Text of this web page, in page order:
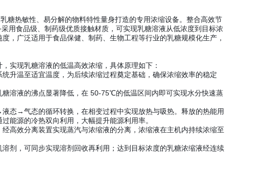
糖热敏性、易分解的物料特性量身打造的专用浓缩设备。整合高效节
用食品级、制药级优质接触材质，可实现乳糖溶液从低浓度到目标浓
，广泛适用于食品保健、制药、生物工程等行业的乳糖规模化生产，
实现乳糖溶液的低温高效浓缩，具体原理如下：
升温至适宜温度，为后续浓缩过程奠定基础，确保浓缩效率的稳定
溶液的沸点显著降低，在 50-75℃的低温区间内即可实现水分快速蒸
态→气态的循环转换，在相变过程中实现放热与吸热。释放的热能用
能源的冷热双向利用，大幅提升能源利用率。
高效分离装置实现蒸汽与浓缩液的分离，浓缩液在主机内持续浓缩至
剂，可同步实现溶剂回收再利用；达到目标浓度的乳糖浓缩液经连续